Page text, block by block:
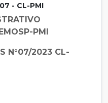
- CL-PMI
PMI
N°07/2023 CL-